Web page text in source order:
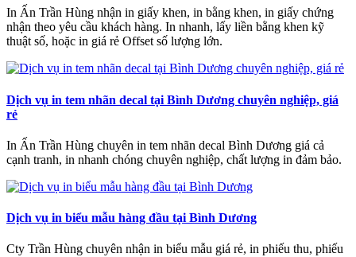
In Ấn Trần Hùng nhận in giấy khen, in bằng khen, in giấy chứng
nhận theo yêu cầu khách hàng. In nhanh, lấy liền bằng khen kỹ
thuật số, hoặc in giá rẻ Offset số lượng lớn.
Dịch vụ in tem nhãn decal tại Bình Dương chuyên nghiệp, giá
rẻ
In Ấn Trần Hùng chuyên in tem nhãn decal Bình Dương giá cả
cạnh tranh, in nhanh chóng chuyên nghiệp, chất lượng in đảm bảo.
Dịch vụ in biểu mẫu hàng đầu tại Bình Dương
Cty Trần Hùng chuyên nhận in biểu mẫu giá rẻ, in phiếu thu, phiếu